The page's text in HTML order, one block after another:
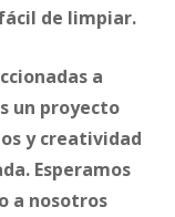
de limpiar.
a
un proyecto
y creatividad
Esperamos
a nosotros